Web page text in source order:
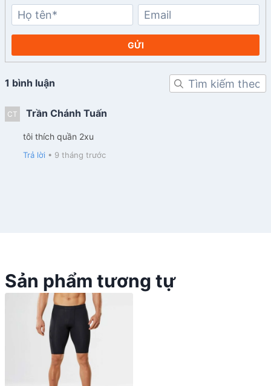
GỬI
1 bình luận
CT Trần Chánh Tuấn
tôi thích quần 2xu
Trả lời • 9 tháng trước
Sản phẩm tương tự